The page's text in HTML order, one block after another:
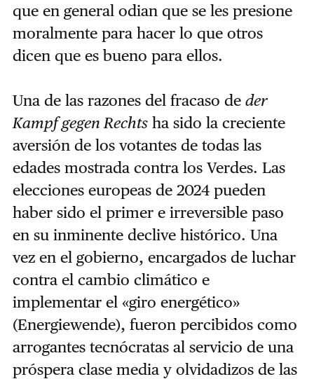
que en general odian que se les presione
moralmente para hacer lo que otros
dicen que es bueno para ellos.
Una de las razones del fracaso de der
Kampf gegen Rechtsha sido la creciente
aversión de los votantes de todas las
edades mostrada contra los Verdes. Las
elecciones europeas de 2024 pueden
haber sido el primer e irreversible paso
en su inminente declive histórico. Una
vez en el gobierno, encargados de luchar
contra el cambio climático e
implementar el «giro energético»
(Energiewende), fueron percibidos como
arrogantes tecnócratas al servicio de una
próspera clase media y olvidadizos de las